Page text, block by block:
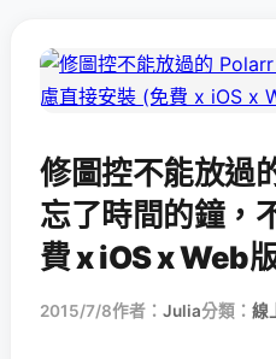
修圖控不能放過
忘了時間的鐘，
費 x iOS x Web
2015/7/8作者： Julia分類： 線